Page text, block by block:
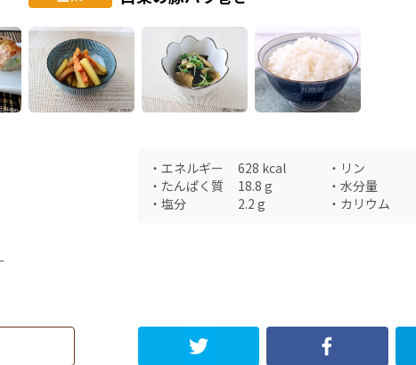
・ エネルギー 628 kcal ・ リン
・ たんぱく質 18.8 g ・ 水分量
・ 塩分 2.2 g ・ カリウム